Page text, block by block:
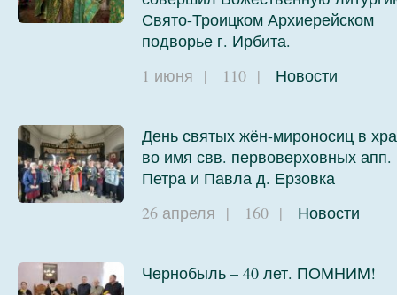
Свято-Троицком Архиерейском
подворье г. Ирбита.
1 июня | 110 | Новости
День святых жён-мироносиц в
во имя свв. первоверховных апп.
Петра и Павла д. Ерзовка
26 апреля | 160 | Новости
Чернобыль – 40 лет. ПОМНИМ!